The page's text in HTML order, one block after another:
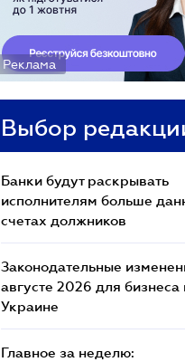
Реклама
Выбор
Банки будут раскрывать
исполнителям больше
счетах должников
Законодательные
августе 2026 для бизнеса
Украине
Главное за неделю: